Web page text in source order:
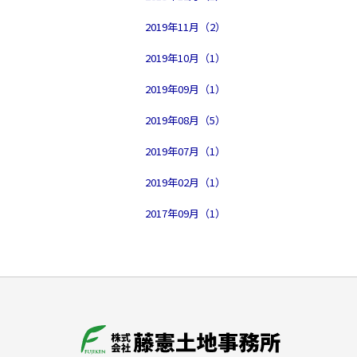
2019年11月（2）
2019年10月（1）
2019年09月（1）
2019年08月（5）
2019年07月（1）
2019年02月（1）
2017年09月（1）